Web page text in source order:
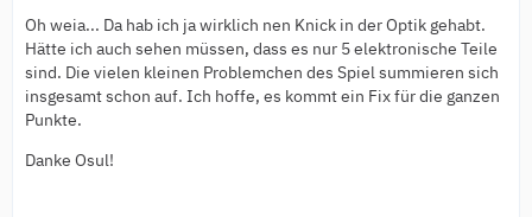
Oh weia... Da hab ich ja wirklich nen Knick in der Optik gehabt.
Hätte ich auch sehen müssen, dass es nur 5 elektronische Teile
sind. Die vielen kleinen Problemchen des Spiel summieren sich
insgesamt schon auf. Ich hoffe, es kommt ein Fix für die ganzen
Punkte.
Danke Osul!